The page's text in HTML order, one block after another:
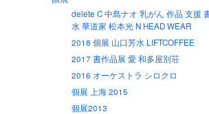
delete C 中島ナオ 乳がん 作品 支援
水 華道家 松本光 N HEAD WEAR
2018 個展 山口芳水 LIFTCOFFEE
2017 書作品展 愛 和多屋別荘
2016 オーケストラ シロクロ
個展 上海 2015
個展2013